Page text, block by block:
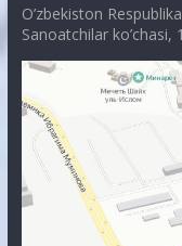
O’zbekiston
Sanoatchilar ko’chasi,